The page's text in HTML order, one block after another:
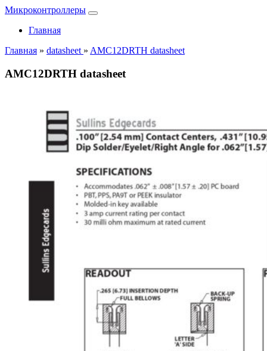
Микроконтроллеры
Главная
Главная » datasheet » AMC12DRTH datasheet
AMC12DRTH datasheet